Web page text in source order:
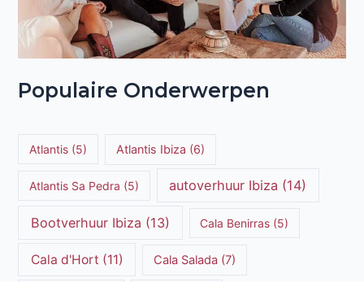
Populaire Onderwerpen
Atlantis (5) Atlantis Ibiza (6)
Atlantis Sa Pedra (5) autoverhuur Ibiza (14)
Bootverhuur Ibiza (13) Cala Benirras (5)
Cala d'Hort (11) Cala Salada(7)